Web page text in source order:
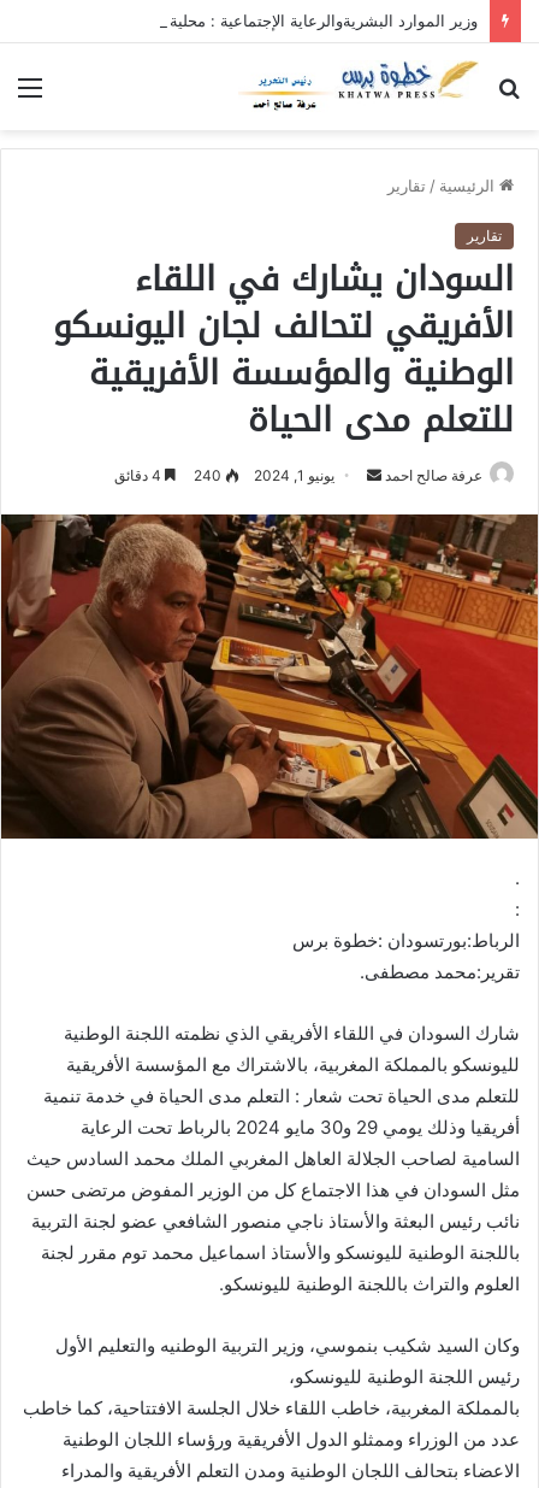
الرئيسية / تقارير
تقارير
السودان يشارك في اللقاء
الأفريقي لتحالف لجان اليونسكو
الوطنية والمؤسسة الأفريقية
للتعلم مدى الحياة
عرفة صالح احمد
س
ل
ب
ر
ي
د
ا
إ
ل
ك
ي
يونيو 1, 2024 240
.
:
الرباط:بورتسودان :خطوة برس
تقرير:محمد مصطفى.
شارك السودان في اللقاء الأفريقي الذي نظمته اللجنة الوطنية
لليونسكو بالمملكة المغربية، بالاشتراك مع المؤسسة الأفريقية
للتعلم مدى الحياة تحت شعار : التعلم مدى الحياة في خدمة تنمية
أفريقيا وذلك يومي 29 و30 مايو 2024 بالرباط تحت الرعاية
السامية لصاحب الجلالة العاهل المغربي الملك محمد السادس حيث
مثل السودان في هذا الاجتماع كل من الوزير المفوض مرتضى حسن
نائب رئيس البعثة والأستاذ ناجي منصور الشافعي عضو لجنة التربية
باللجنة الوطنية لليونسكو والأستاذ اسماعيل محمد توم مقرر لجنة
العلوم والتراث باللجنة الوطنية لليونسكو.
وكان السيد شكيب بنموسي، وزير التربية الوطنيه والتعليم الأول
رئيس اللجنة الوطنية لليونسكو،
بالمملكة المغربية، خاطب اللقاء خلال الجلسة الافتتاحية، كما خاطب
عدد من الوزراء وممثلو الدول الأفريقية ورؤساء اللجان الوطنية
الاعضاء بتحالف اللجان الوطنية ومدن التعلم الأفريقية والمدراء